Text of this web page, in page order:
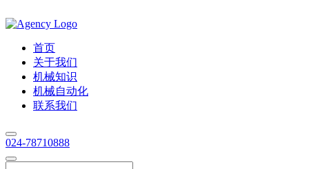
首页
关于我们
机械知识
机械自动化
联系我们
024-78710888